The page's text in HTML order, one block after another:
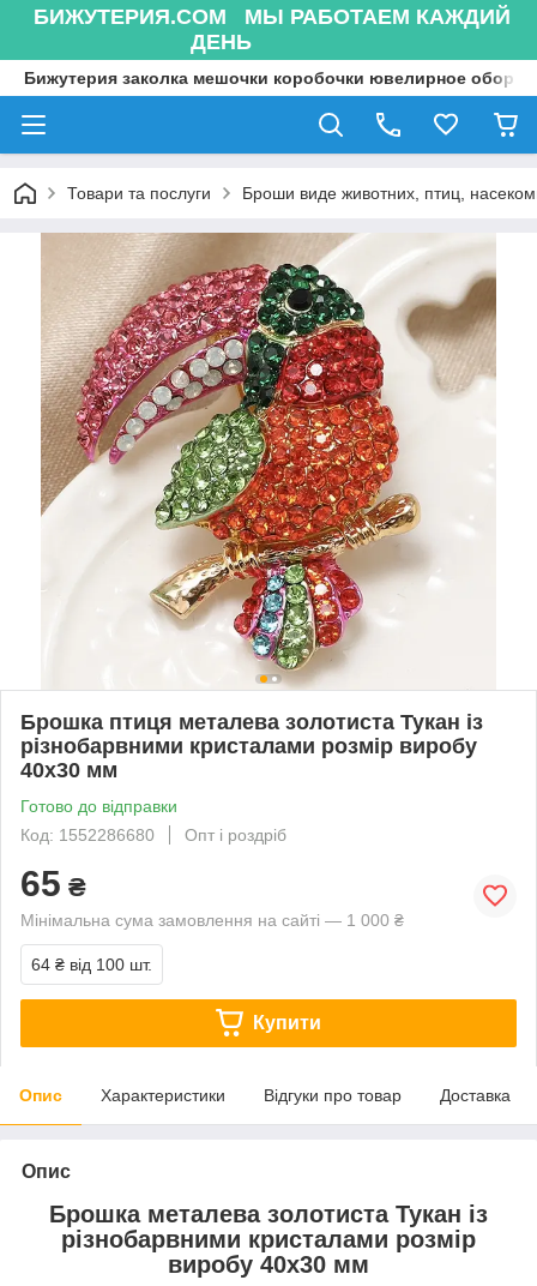
БИЖУТЕРИЯ.COM МЫ РАБОТАЕМ КАЖДИЙ
ДЕНЬ
Бижутерия заколка мешочки коробочки ювелирное
Товари та послуги Броши виде животних, птиц,
Брошка птиця металева золотиста Тукан із
різнобарвними кристалами розмір виробу
40х30 мм
Готово до відправки
Код: 1552286680
Опт і роздріб
65 ₴
Мінімальна сума замовлення на сайті — 1 000 ₴
64 ₴ від 100 шт.
Купити
Опис Характеристики Відгуки про товар Доставка
Опис
Брошка металева золотиста Тукан із
різнобарвними кристалами розмір
виробу 40х30 мм